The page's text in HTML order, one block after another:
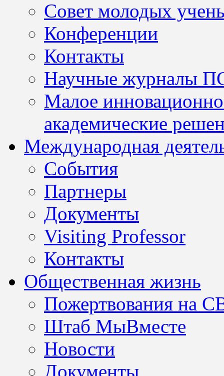
Совет молодых
Конференции
Контакты
Научные журналы
Малое
академические
Международная
События
Партнеры
Документы
Visiting Professor
Контакты
Общественная жизнь
Пожертвования на
Штаб МыВместе
Новости
Документы